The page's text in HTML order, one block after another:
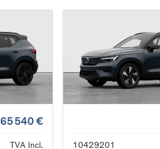
65 540 €
TVA Incl.
10429201